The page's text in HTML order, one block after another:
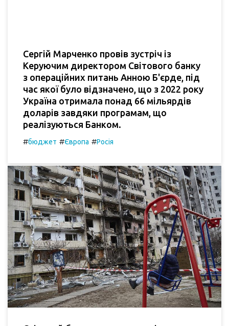
Сергій Марченко провів зустріч із
Керуючим директором Світового банку
з операційних питань Анною Б'єрде, під
час якої було відзначено, що з 2022 року
Україна отримала понад 66 мільярдів
доларів завдяки програмам, що
реалізуються Банком.
#бюджет #Європа #Росія